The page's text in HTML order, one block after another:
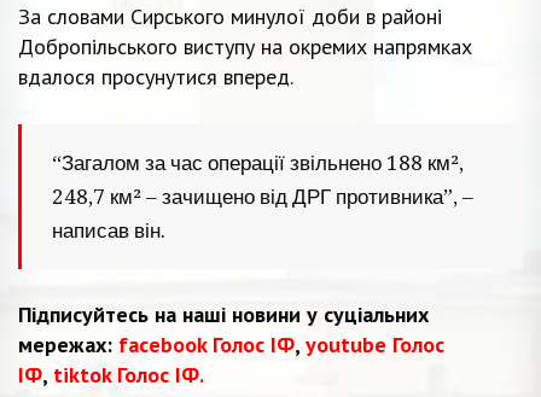
За словами Сирського минулої доби в районі
Добропільського виступу на окремих напрямках
вдалося просунутися вперед.
“Загалом за час операції звільнено 188 км²,
248,7 км² – зачищено від ДРГ противника”, –
написав він.
Підписуйтесь на наші новини у суціальних
мережах: facebook Голос ІФ, youtube Голос
ІФ, tiktok Голос ІФ.